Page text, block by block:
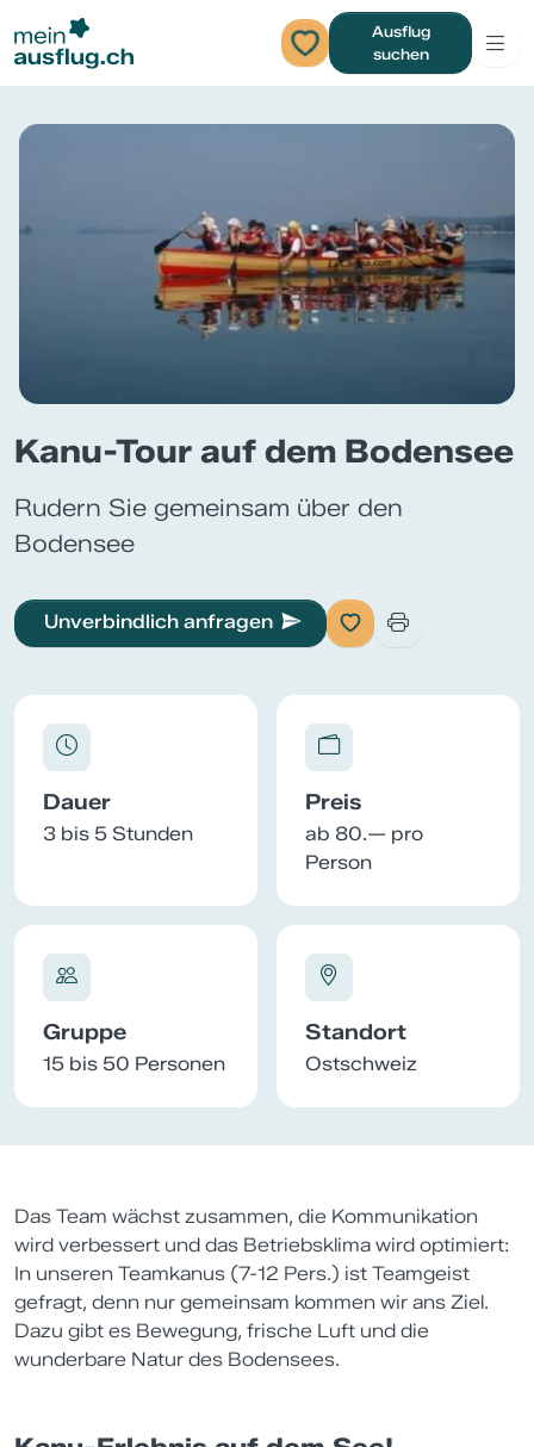
Ausflug
suchen
Kanu-Tour auf dem Bodensee
Rudern Sie gemeinsam über den
Bodensee
Unverbindlich anfragen
Dauer
3 bis 5 Stunden
Preis
ab 80.— pro
Person
Gruppe
15 bis 50 Personen
Standort
Ostschweiz
Das Team wächst zusammen, die Kommunikation
wird verbessert und das Betriebsklima wird optimiert:
In unseren Teamkanus (7-12 Pers.) ist Teamgeist
gefragt, denn nur gemeinsam kommen wir ans Ziel.
Dazu gibt es Bewegung, frische Luft und die
wunderbare Natur des Bodensees.